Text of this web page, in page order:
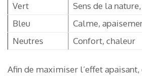
Vert
Sens de la
Bleu
Calme,
Neutres
Confort, chaleur
Afin de maximiser l’effet apaisant,